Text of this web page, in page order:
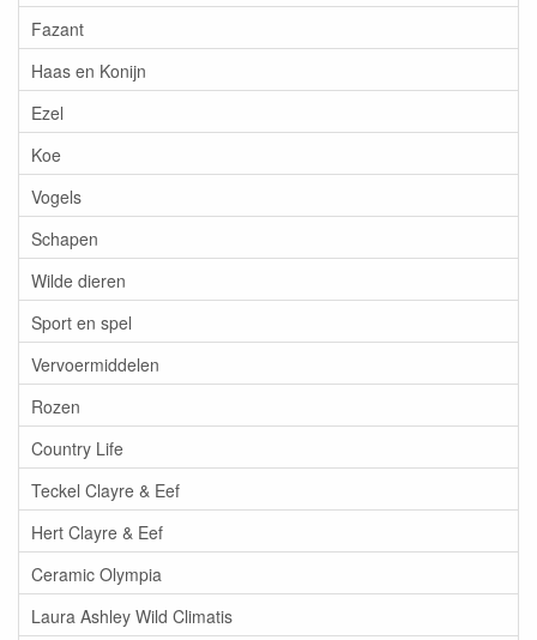
Fazant
Haas en Konijn
Ezel
Koe
Vogels
Schapen
Wilde dieren
Sport en spel
Vervoermiddelen
Rozen
Country Life
Teckel Clayre & Eef
Hert Clayre & Eef
Ceramic Olympia
Laura Ashley Wild Climatis